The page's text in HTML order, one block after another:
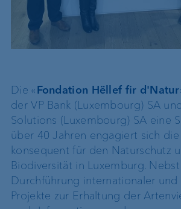
Die «Fondation Hëllef fir d'Natur
der VP Bank (Luxembourg) SA
Solutions (Luxembourg) SA eine
über 40 Jahren engagiert sich
konsequent für den Naturschutz
Biodiversität in Luxemburg.
Durchführung internationaler und
Projekte zur Erhaltung der